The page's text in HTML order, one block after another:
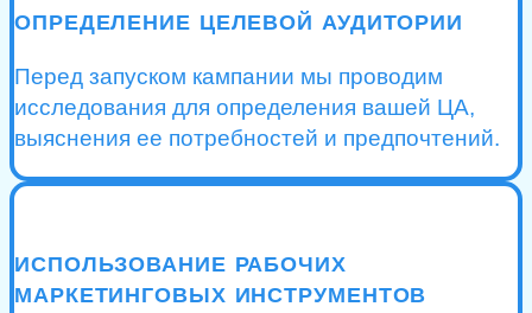
ОПРЕДЕЛЕНИЕ ЦЕЛЕВОЙ АУДИТОРИИ
Перед запуском кампании мы проводим
исследования для определения вашей ЦА,
выяснения ее потребностей и предпочтений.
ИСПОЛЬЗОВАНИЕ РАБОЧИХ
МАРКЕТИНГОВЫХ ИНСТРУМЕНТОВ